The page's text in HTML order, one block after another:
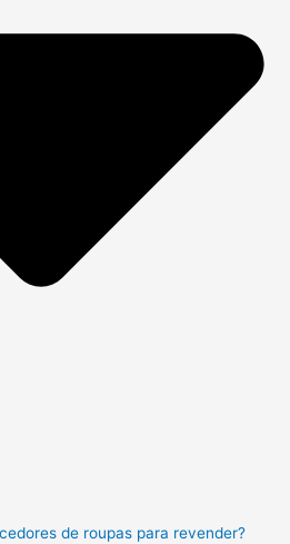
de roupas para revender?